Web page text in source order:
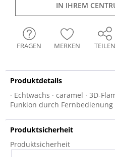
IN IHREM
FRAGEN MERKEN TEILEN
Produktdetails
· Echtwachs · caramel · 3D-
Funkion durch Fernbedienung
Produktsicherheit
Produktsicherheit